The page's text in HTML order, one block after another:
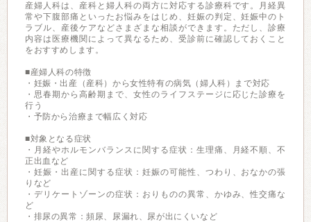
産婦人科は、産科と婦人科の両方に対応する診療科です。月経異
常や下腹部痛といったお悩みをはじめ、妊娠の判定、妊娠中のト
ラブル、産後ケアなどさまざまな相談ができます。ただし、診療
内容は医療機関によって異なるため、受診前に確認しておくこと
をおすすめします。
■産婦人科の特徴
・妊娠・出産（産科）から女性特有の病気（婦人科）まで対応
・思春期から高齢期まで、女性のライフステージに応じた診療を
行う
・予防から治療まで幅広く対応
■対象となる症状
・月経やホルモンバランスに関する症状：生理痛、月経不順、不
正出血など
・妊娠・出産に関する症状：妊娠の可能性、つわり、おなかの張
りなど
・デリケートゾーンの症状：おりものの異常、かゆみ、性交痛な
ど
・排尿の異常：頻尿、尿漏れ、尿が出にくいなど